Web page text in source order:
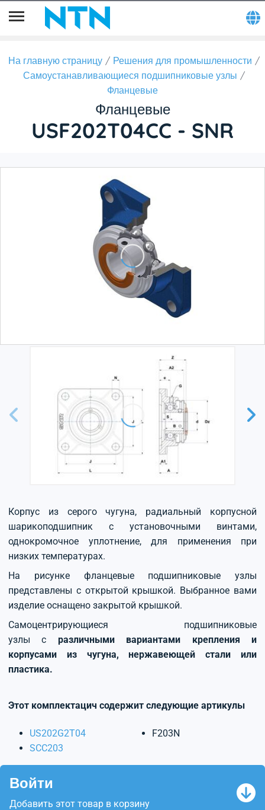
На главную страницу
Решения для промышленности
Самоустанавливающиеся подшипниковые узлы
Фланцевые
Фланцевые
USF202T04CC - SNR
Корпус из серого чугуна, радиальный корпусной
шарикоподшипник с установочными винтами,
однокромочное уплотнение, для применения при
низких температурах.
На рисунке фланцевые подшипниковые узлы
представлены с открытой крышкой. Выбранное вами
изделие оснащено закрытой крышкой.
Самоцентрирующиеся подшипниковые
узлы с различными вариантами крепления и
корпусами из чугуна, нержавеющей стали или
пластика.
Этот комплектацич содержит следующие артикулы
US202G2T04
SCC203
F203N
Войти
Добавить этот товар в корзину